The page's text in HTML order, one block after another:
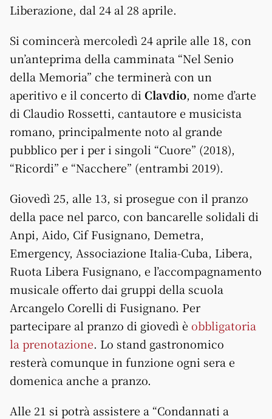
Liberazione, dal 24 al 28 aprile.
Si comincerà mercoledì 24 aprile alle 18, con
un’anteprima della camminata “Nel Senio
della Memoria” che terminerà con un
aperitivo e il concerto di Clavdio, nome d’arte
di Claudio Rossetti, cantautore e musicista
romano, principalmente noto al grande
pubblico per i per i singoli “Cuore” (2018),
“Ricordi” e “Nacchere” (entrambi 2019).
Giovedì 25, alle 13, si prosegue con il pranzo
della pace nel parco, con bancarelle solidali di
Anpi, Aido, Cif Fusignano, Demetra,
Emergency, Associazione Italia-Cuba, Libera,
Ruota Libera Fusignano, e l’accompagnamento
musicale offerto dai gruppi della scuola
Arcangelo Corelli di Fusignano. Per
partecipare al pranzo di giovedì è obbligatoria
la prenotazione. Lo stand gastronomico
resterà comunque in funzione ogni sera e
domenica anche a pranzo.
Alle 21 si potrà assistere a “Condannati a